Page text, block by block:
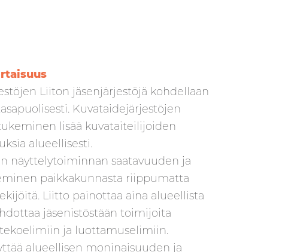
Liiton jäsenjärjestöjä kohdellaan
Kuvataidejärjestöjen
lisää kuvataiteilijoiden
alueellisesti.
näyttelytoiminnan saatavuuden ja
paikkakunnasta riippumatta
Liitto painottaa aina alueellista
jäsenistöstään toimijoita
ja luottamuselimiin.
alueellisen moninaisuuden ja